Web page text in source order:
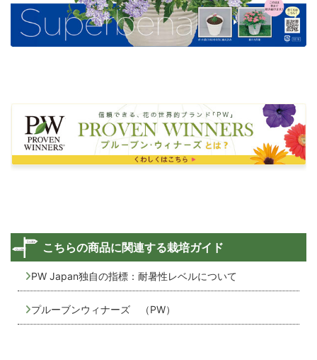
こちらの商品に関連する栽培ガイド
PW Japan独自の指標：耐暑性レベルについて
プルーブンウィナーズ （PW）